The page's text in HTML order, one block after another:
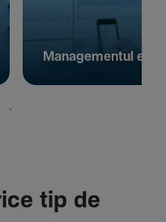
Managementul
tip de